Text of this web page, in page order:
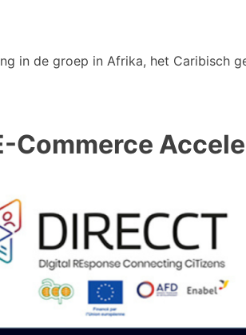
in de groep in Afrika, het Caribisch